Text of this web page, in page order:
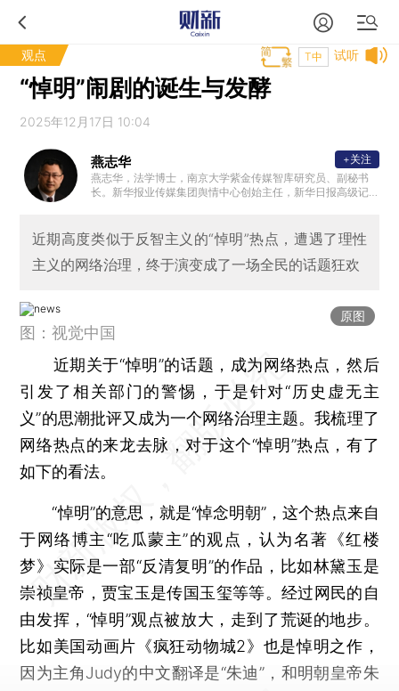
观点 试听
T中
“悼明”闹剧的诞生与发酵
2025年12月17日 10:04
燕志华
燕志华，法学博士，南京大学紫金传媒智库研究员、副秘书
长。新华报业传媒集团舆情中心创始主任，新华日报高级记
室舆情委员会委员。中国多个城市舆情顾问，多所大学兼职
教授，多家央企国企的舆情顾问，拥有数百场舆情应对和危
机管理的讲座和咨询经历。
+关注
近期高度类似于反智主义的“悼明”热点，遭遇了理性
主义的网络治理，终于演变成了一场全民的话题狂欢
原图
图：视觉中国
近期关于“悼明”的话题，成为网络热点，然后
引发了相关部门的警惕，于是针对“历史虚无主
义”的思潮批评又成为一个网络治理主题。我梳理了
网络热点的来龙去脉，对于这个“悼明”热点，有了
如下的看法。
“悼明”的意思，就是“悼念明朝”，这个热点来自
于网络博主“吃瓜蒙主”的观点，认为名著《红楼
梦》实际是一部“反清复明”的作品，比如林黛玉是
崇祯皇帝，贾宝玉是传国玉玺等等。经过网民的自
由发挥，“悼明”观点被放大，走到了荒诞的地步。
比如美国动画片《疯狂动物城2》也是悼明之作，
因为主角Judy的中文翻译是“朱迪”，和明朝皇帝朱